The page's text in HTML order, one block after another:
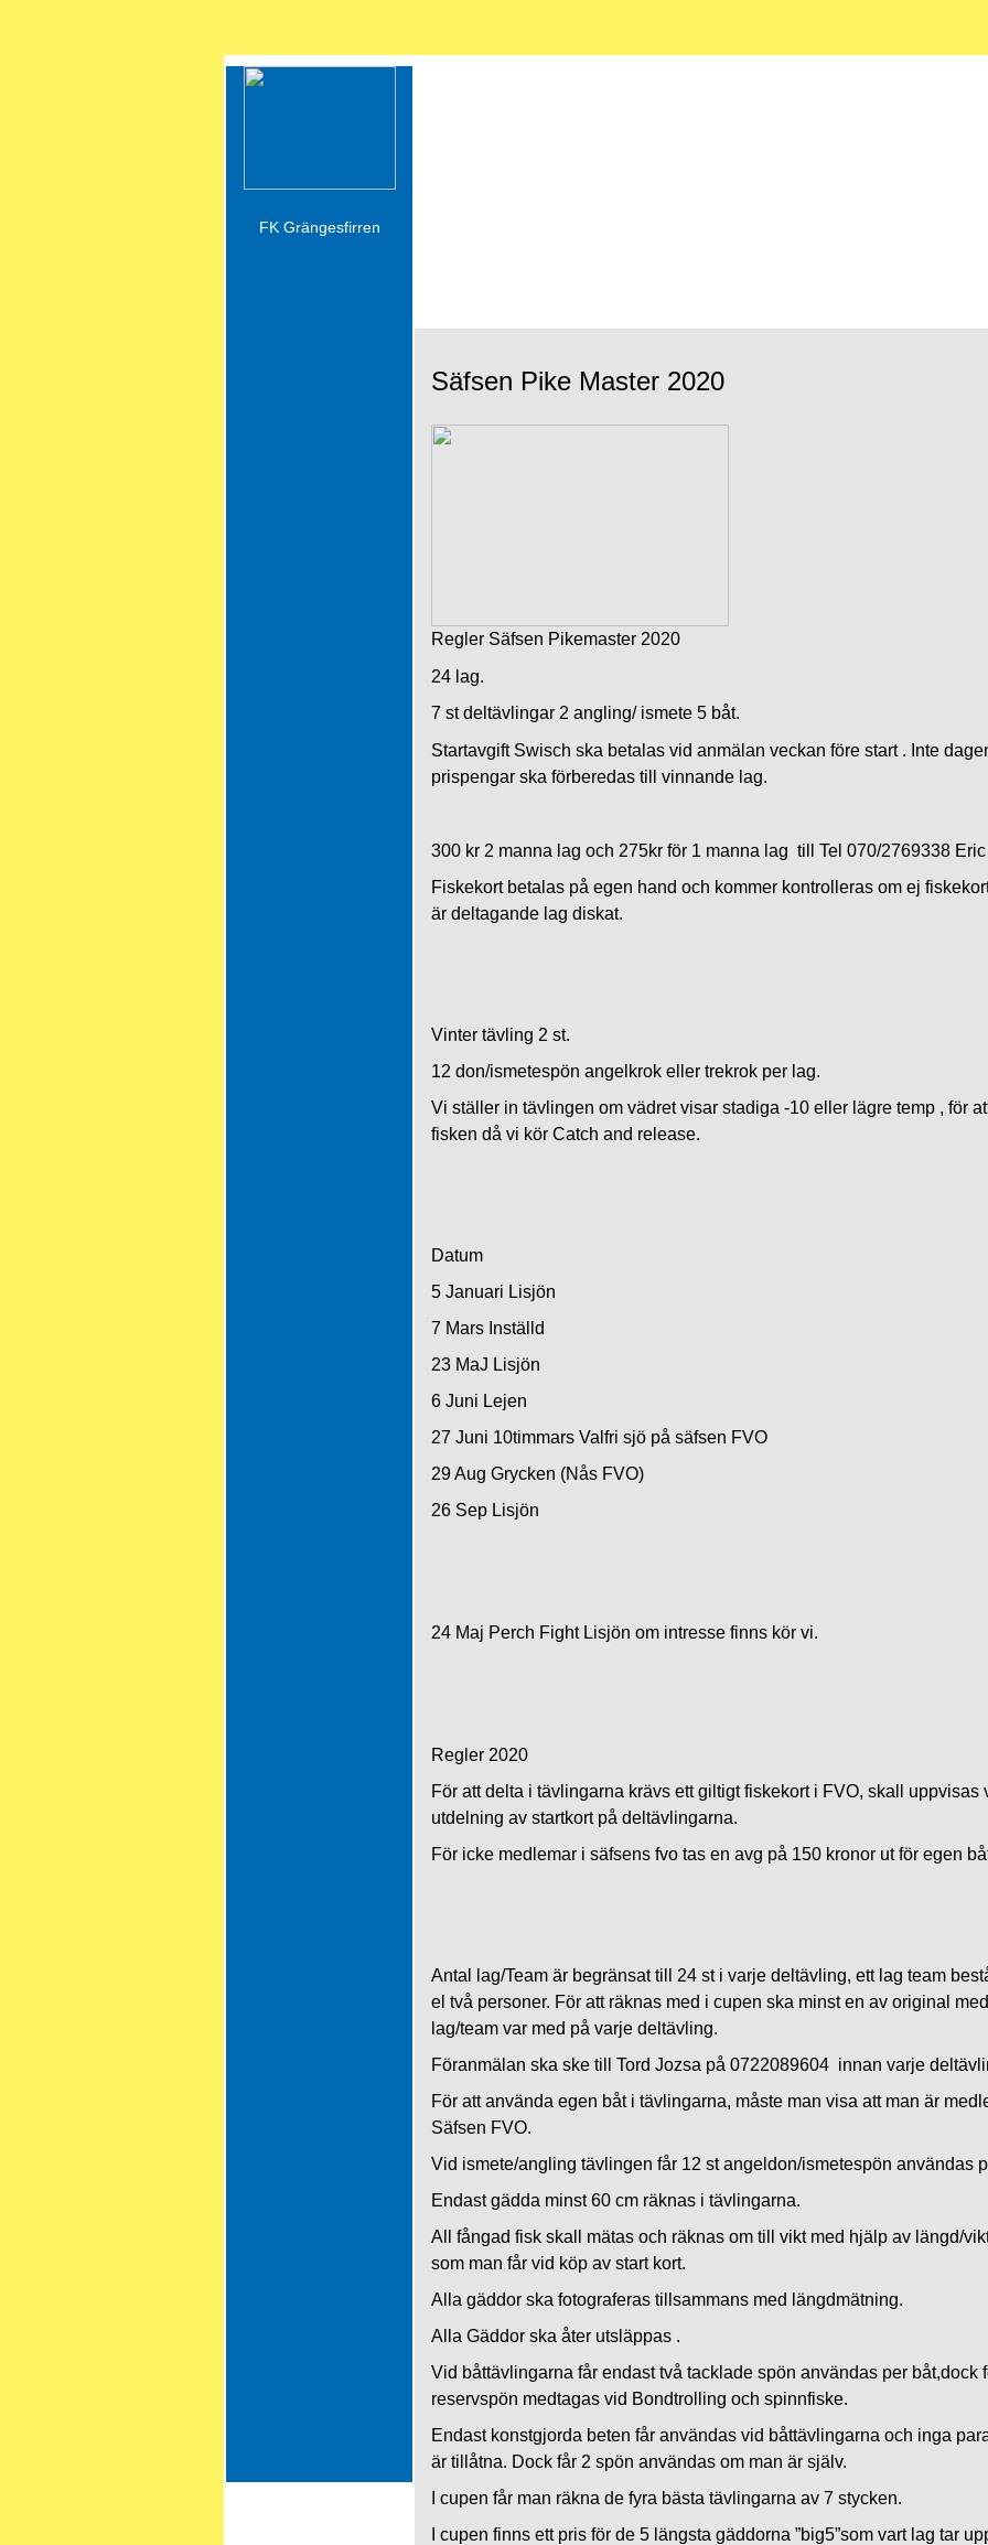
FK Grängesfirren
Säfsen Pike Master 2020
Regler Säfsen Pikemaster 2020
24 lag.
7 st deltävlingar 2 angling/ ismete 5 båt.
Startavgift Swisch ska betalas vid anmälan veckan före start . Inte
prispengar ska förberedas till vinnande lag.
300 kr 2 manna lag och 275kr för 1 manna lag till Tel 070/2769338 Eric
Fiskekort betalas på egen hand och kommer kontrolleras om ej
är deltagande lag diskat.
Vinter tävling 2 st.
12 don/ismetespön angelkrok eller trekrok per lag.
Vi ställer in tävlingen om vädret visar stadiga -10 eller lägre temp , för
fisken då vi kör Catch and release.
Datum
5 Januari Lisjön
7 Mars Inställd
23 MaJ Lisjön
6 Juni Lejen
27 Juni 10timmars Valfri sjö på säfsen FVO
29 Aug Grycken (Nås FVO)
26 Sep Lisjön
24 Maj Perch Fight Lisjön om intresse finns kör vi.
Regler 2020
För att delta i tävlingarna krävs ett giltigt fiskekort i FVO, skall uppvisas
utdelning av startkort på deltävlingarna.
För icke medlemar i säfsens fvo tas en avg på 150 kronor ut för egen
Antal lag/Team är begränsat till 24 st i varje deltävling, ett lag team
el två personer. För att räknas med i cupen ska minst en av original
lag/team var med på varje deltävling.
Föranmälan ska ske till Tord Jozsa på 0722089604 innan varje
För att använda egen båt i tävlingarna, måste man visa att man är
Säfsen FVO.
Vid ismete/angling tävlingen får 12 st angeldon/ismetespön användas
Endast gädda minst 60 cm räknas i tävlingarna.
All fångad fisk skall mätas och räknas om till vikt med hjälp av längd/
som man får vid köp av start kort.
Alla gäddor ska fotograferas tillsammans med längdmätning.
Alla Gäddor ska åter utsläppas .
Vid båttävlingarna får endast två tacklade spön användas per båt,dock
reservspön medtagas vid Bondtrolling och spinnfiske.
Endast konstgjorda beten får användas vid båttävlingarna och inga
är tillåtna. Dock får 2 spön användas om man är själv.
I cupen får man räkna de fyra bästa tävlingarna av 7 stycken.
I cupen finns ett pris för de 5 längsta gäddorna ”big5”som vart lag tar